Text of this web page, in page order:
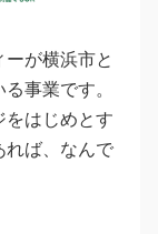
が横浜市と
事業です。
をはじめとす
れば、なんで